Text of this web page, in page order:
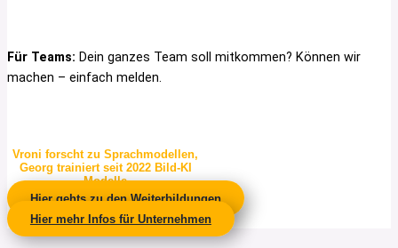
Für Teams: Dein ganzes Team soll mitkommen? Können wir
machen – einfach melden.
Vroni forscht zu Sprachmodellen,
Georg trainiert seit 2022 Bild-KI
Modelle
Hier gehts zu den Weiterbildungen
Hier mehr Infos für Unternehmen